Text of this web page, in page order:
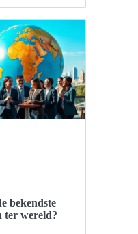
bekendste
ter wereld?